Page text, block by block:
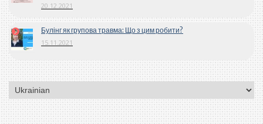
20.12.2021
Булінг як групова травма: Що з цим робити?
15.11.2021
Вибрати
мову